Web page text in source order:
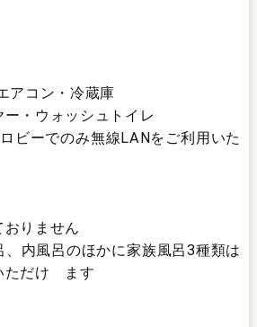
アコン・冷蔵庫
・ウォッシュトイレ
ビーでのみ無線LANをご利用いた
りません
内風呂のほかに家族風呂3種類は
ただけ ます